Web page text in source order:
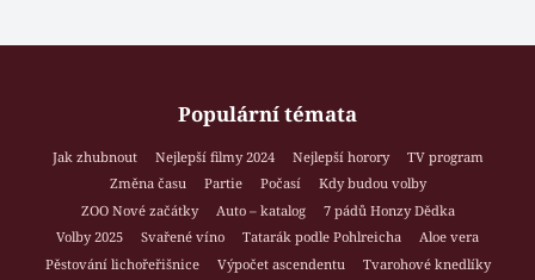
Populární témata
Jak zhubnout Nejlepší filmy 2024 Nejlepší horory
TV program
Změna času
Partie Počasí
Kdy budou volby
ZOO Nové začátky
Auto – katalog
7 pádů Honzy Dědka
Volby 2025
Svařené víno Tatarák podle Pohlreicha
Aloe vera
Pěstování lichořeřišnice
Výpočet ascendentu
Tvarohové knedlíky